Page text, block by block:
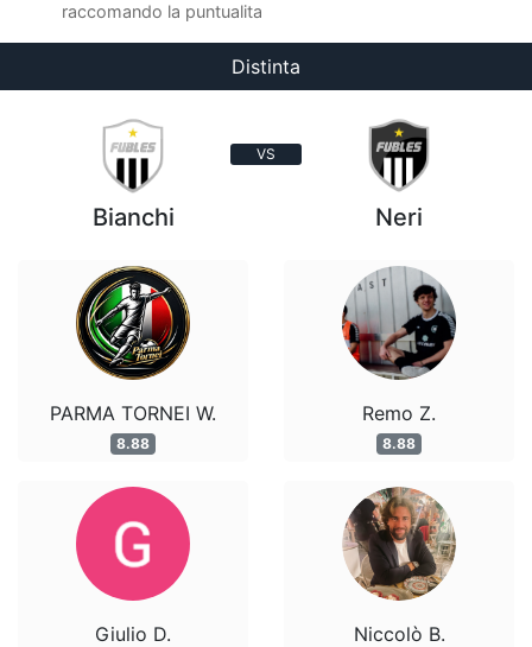
raccomando la puntualita
Distinta
VS
Bianchi
PARMA TORNEI W.
8.88
Giulio D.
Neri
Remo Z.
8.88
Niccolò B.